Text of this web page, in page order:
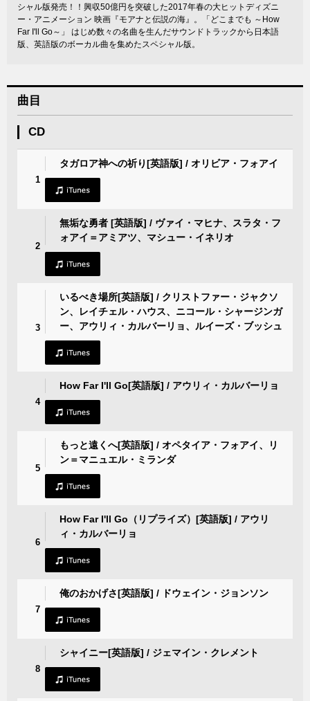
シャル版発売！！興収50億円を突破した2017年春の大ヒットディズニ
ー・アニメーション 映画『モアナと伝説の海』。「どこまでも ～How
Far I'll Go～」 はじめ数々の名曲を生んだサウンドトラックから日本語
版、英語版のボーカル曲を集めたスペシャル版。
曲目
CD
1
タガロア神への祈り[英語版] / オリビア・フォアイ
2
無垢な勇者 [英語版] / ヴァイ・マヒナ、スラタ・フ
ォアイ＝アミアツ、マシュー・イネリオ
3
いるべき場所[英語版] / クリストファー・ジャクソ
ン、レイチェル・ハウス、ニコール・シャージンガ
ー、アウリィ・カルバーリョ、ルイーズ・ブッシュ
4
How Far I'll Go[英語版] / アウリィ・カルバーリョ
5
もっと遠くへ[英語版] / オペタイア・フォアイ、リ
ン＝マニュエル・ミランダ
6
How Far I'll Go（リプライズ）[英語版] / アウリ
ィ・カルバーリョ
7
俺のおかげさ[英語版] / ドウェイン・ジョンソン
8
シャイニー[英語版] / ジェマイン・クレメント